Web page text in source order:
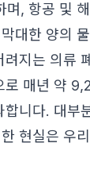
, 항공 및
대한 양의
지는 의류
매년 약
니다. 대부
현실은 우